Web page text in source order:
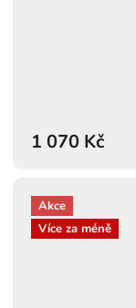
1 070 Kč
Akce
Více za méně